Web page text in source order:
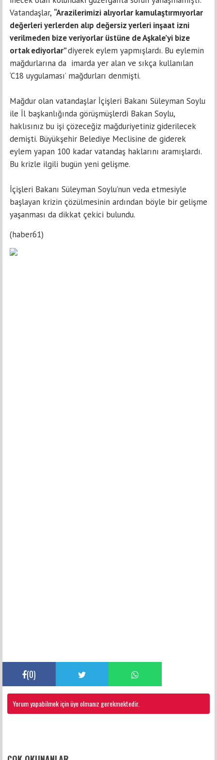
Vatandaşlar, “Arazilerimizi alıyorlar kamulaştırmıyorlar
değerleri yerlerden alıp değersiz yerleri inşaat izni
verilmeden bize veriyorlar üstüne de Aşkale’yi bize
ortak ediyorlar”diyerek eylem yapmışlardı. Bu eylemin
mağdurlarına da imarda yer alan ve sıkça kullanılan
‘C18 uygulaması’ mağdurları denmişti.
Mağdur olan vatandaşlar İçişleri Bakanı Süleyman Soylu
ile İl başkanlığında görüşmüşlerdi Bakan Soylu,
haklısınız bu işi çözeceğiz mağduriyetiniz giderilecek
demişti. Büyükşehir Belediye Meclisine de giderek
eylem yapan 100 kadar vatandaş haklarını aramışlardı.
Bu krizle ilgili bugün yeni gelişme.
İçişleri Bakanı Süleyman Soylu’nun veda etmesiyle
başlayan krizin çözülmesinin ardından böyle bir gelişme
yaşanması da dikkat çekici bulundu.
(haber61)
(0)
Yorum yapabilmek için üye olmanız gerekmektedir.